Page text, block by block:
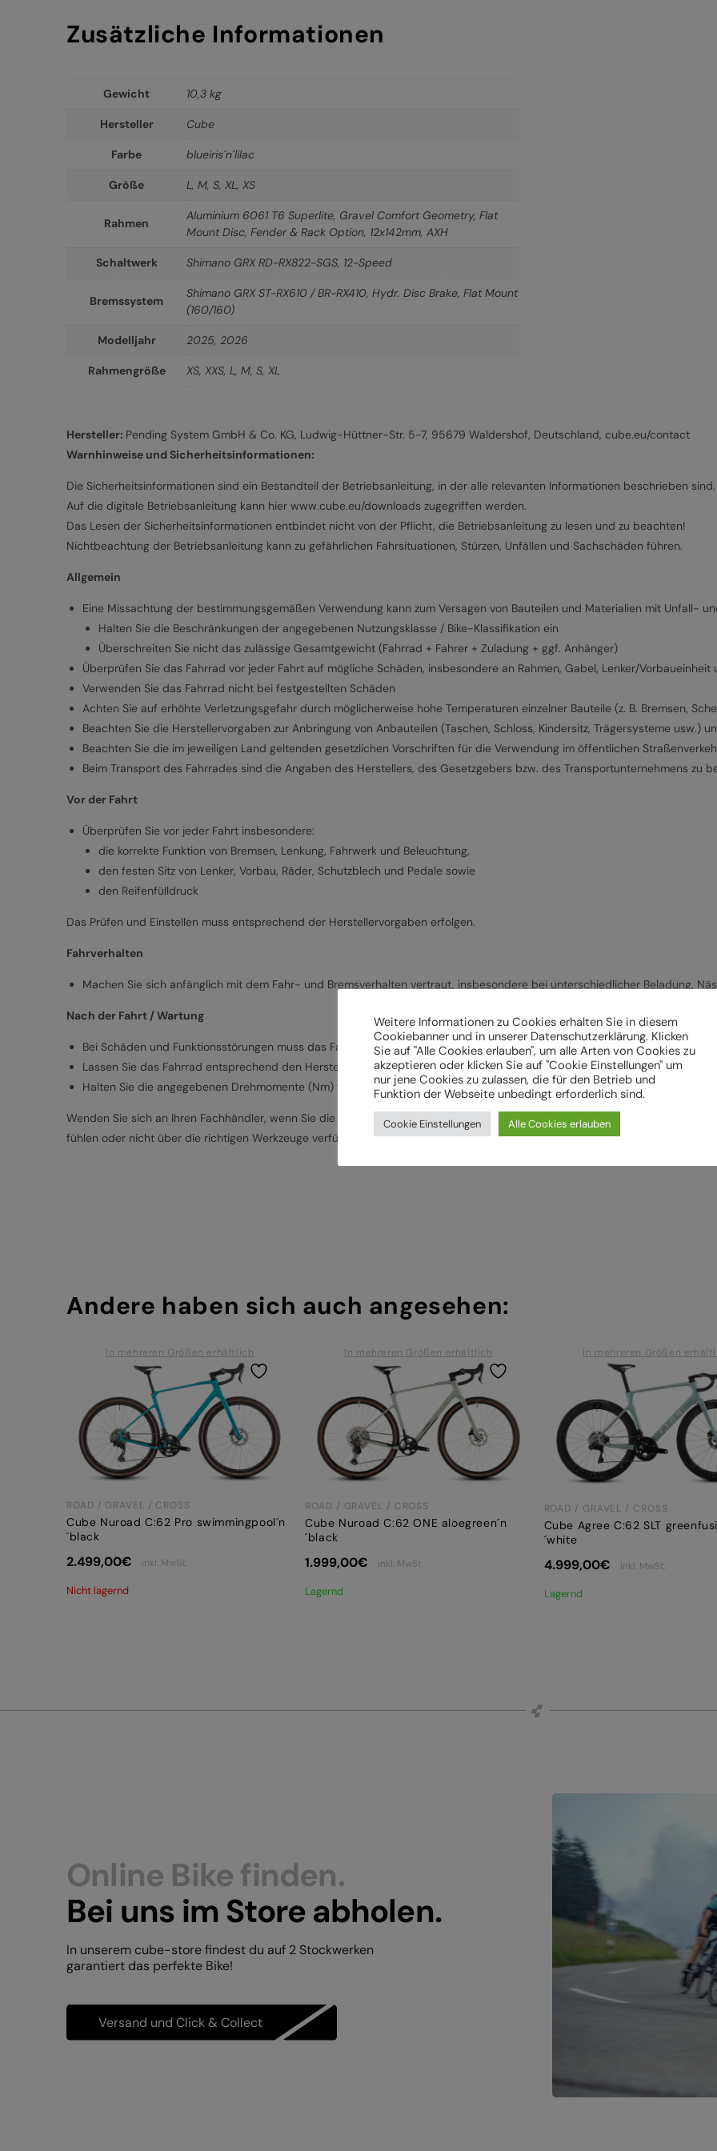
Zusätzliche Informationen
Gewicht 10,3 kg
Hersteller Cube
Farbe blueiris´n´lilac
Größe L, M, S, XL, XS
Rahmen
Aluminium 6061 T6 Superlite, Gravel Comfort Geometry, Flat
Mount Disc, Fender & Rack Option, 12x142mm, AXH
Schaltwerk Shimano GRX RD-RX822-SGS, 12-Speed
Bremssystem
Shimano GRX ST-RX610 / BR-RX410, Hydr. Disc Brake, Flat Mount
(160/160)
Modelljahr 2025, 2026
Rahmengröße XS, XXS, L, M, S, XL
Hersteller: Pending System GmbH & Co. KG, Ludwig-Hüttner-Str. 5-7, 95679 Waldershof, Deutschland, cube.eu/contact
Warnhinweise und Sicherheitsinformationen:
Die Sicherheitsinformationen sind ein Bestandteil der Betriebsanleitung, in der alle relevanten Informationen beschrieben sind.
Auf die digitale Betriebsanleitung kann hier www.cube.eu/downloads zugegriffen werden.
Das Lesen der Sicherheitsinformationen entbindet nicht von der Pflicht, die Betriebsanleitung zu lesen und zu beachten!
Nichtbeachtung der Betriebsanleitung kann zu gefährlichen Fahrsituationen, Stürzen, Unfällen und Sachschäden führen.
Allgemein
Eine Missachtung der bestimmungsgemäßen Verwendung kann zum Versagen von Bauteilen und Materialien mit Unfall-
Halten Sie die Beschränkungen der angegebenen Nutzungsklasse / Bike-Klassifikation ein
Überschreiten Sie nicht das zulässige Gesamtgewicht (Fahrrad + Fahrer + Zuladung + ggf. Anhänger)
Überprüfen Sie das Fahrrad vor jeder Fahrt auf mögliche Schäden, insbesondere an Rahmen, Gabel, Lenker/Vorbaueinheit
Verwenden Sie das Fahrrad nicht bei festgestellten Schäden
Achten Sie auf erhöhte Verletzungsgefahr durch möglicherweise hohe Temperaturen einzelner Bauteile (z. B. Bremsen,
Beachten Sie die Herstellervorgaben zur Anbringung von Anbauteilen (Taschen, Schloss, Kindersitz, Trägersysteme usw.)
Beachten Sie die im jeweiligen Land geltenden gesetzlichen Vorschriften für die Verwendung im öffentlichen
Beim Transport des Fahrrades sind die Angaben des Herstellers, des Gesetzgebers bzw. des Transportunternehmens zu
Vor der Fahrt
Überprüfen Sie vor jeder Fahrt insbesondere:
die korrekte Funktion von Bremsen, Lenkung, Fahrwerk und Beleuchtung,
den festen Sitz von Lenker, Vorbau, Räder, Schutzblech und Pedale sowie
den Reifenfülldruck
Das Prüfen und Einstellen muss entsprechend der Herstellervorgaben erfolgen.
Fahrverhalten
Machen Sie sich anfänglich mit dem Fahr- und Bremsverhalten vertraut, insbesondere bei unterschiedlicher Beladung,
Nach der Fahrt / Wartung
Bei Schäden und Funktionsstörungen muss das Fahrrad vor der weiteren Verwendung durch einen Fachbetrieb überprüft
Lassen Sie das Fahrrad entsprechend den Herstellervorgaben regelmäßig von einem Fachbetrieb überprüfen und
Halten Sie die angegebenen Drehmomente (Nm) für die Montage von Bauteilen ein
Wenden Sie sich an Ihren Fachhändler, wenn Sie die beschriebenen Arbeiten an Ihrem Fahrrad (z. B. Einstellungen
fühlen oder nicht über die richtigen Werkzeuge verfügen.
Andere haben sich auch angesehen:
In mehreren Größen erhältlich
ROAD / GRAVEL / CROSS
Cube Nuroad C:62 Pro swimmingpool´n
´black
2.499,00€ inkl. MwSt.
Nicht lagernd
In mehreren Größen erhältlich
ROAD / GRAVEL / CROSS
Cube Nuroad C:62 ONE aloegreen´n
´black
1.999,00€ inkl. MwSt.
Lagernd
In mehreren Größen
ROAD / GRAVEL / CROSS
Cube Agree C:62 SLT
´white
4.999,00€ inkl. MwSt.
Lagernd
Online Bike finden.
Bei uns im Store abholen.
In unserem cube-store findest du auf 2 Stockwerken
garantiert das perfekte Bike!
Versand und Click & Collect
Weitere Informationen zu Cookies erhalten Sie in diesem
Cookiebanner und in unserer Datenschutzerklärung. Klicken
Sie auf "Alle Cookies erlauben", um alle Arten von Cookies zu
akzeptieren oder klicken Sie auf "Cookie Einstellungen" um
nur jene Cookies zu zulassen, die für den Betrieb und
Funktion der Webseite unbedingt erforderlich sind.
Cookie Einstellungen Alle Cookies erlauben